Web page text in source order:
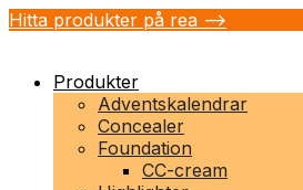
Hitta produkter på rea -->
Produkter
Adventskalendrar
Concealer
Foundation
CC-cream